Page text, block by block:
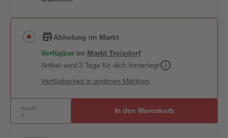
Abholung im Markt
Verfügbar im MarktTroisdorf
Artikel wird 3 Tage für dich hinterlegt
Verfügbarkeit in anderen Märkten
Anzahl: In den Warenkorb